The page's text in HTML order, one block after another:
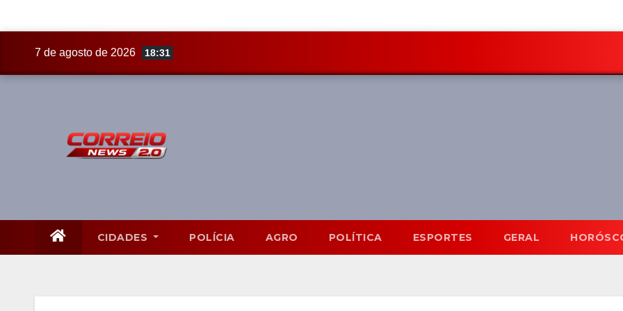
7 de agosto de 2026 18:31
CIDADES POLÍCIA AGRO POLÍTICA ESPORTES GERAL